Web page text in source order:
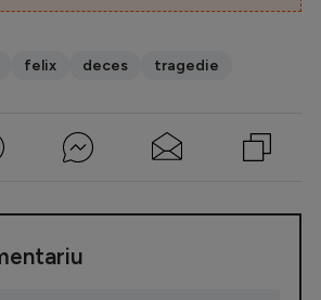
felix deces tragedie